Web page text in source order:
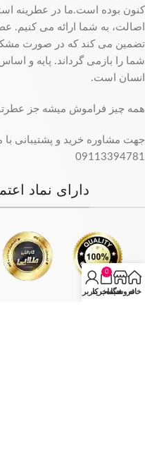
کنون بوده است.ما در عطرینه
اصالت، به شما ارائه می کنیم.
تضمین می کند که در صورت
شما را بازمی گرداند. پایه و
انسان است.
همه چیز فراموش میشه جز
جهت مشاوره خرید و پشتیبانی
09113394781
دارای نماد
خانهفروشگاه
0
سبد خرید
حساب کاربری من